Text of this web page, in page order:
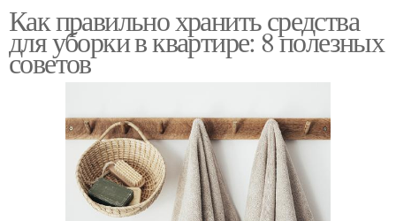
Как правильно хранить средства
для уборки в квартире: 8 полезных
советов